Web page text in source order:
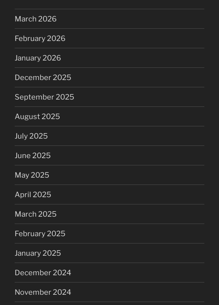
March 2026
February 2026
January 2026
December 2025
September 2025
August 2025
July 2025
June 2025
May 2025
April 2025
March 2025
February 2025
January 2025
December 2024
November 2024